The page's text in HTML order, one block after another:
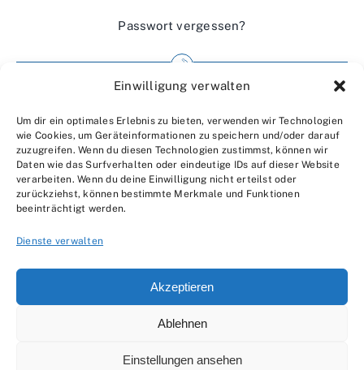
Einwilligung verwalten
Um dir ein optimales Erlebnis zu bieten, verwenden wir Technologien
wie Cookies, um Geräteinformationen zu speichern und/oder darauf
zuzugreifen. Wenn du diesen Technologien zustimmst, können wir
Daten wie das Surfverhalten oder eindeutige IDs auf dieser Website
verarbeiten. Wenn du deine Einwilligung nicht erteilst oder
zurückziehst, können bestimmte Merkmale und Funktionen
beeinträchtigt werden.
Dienste verwalten
Akzeptieren
Ablehnen
Einstellungen ansehen
Passwort vergessen?
Wir über uns
Kontakt
Datenschutzerklärung
© 2007 - 2026 •by Moveco